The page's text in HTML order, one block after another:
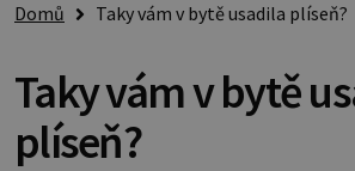
Domů Taky vám v bytě usadila plíseň?
Taky vám v bytě
plíseň?